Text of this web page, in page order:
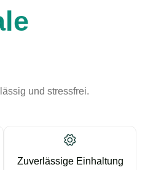
und stressfrei.
Zuverlässige Einhaltung